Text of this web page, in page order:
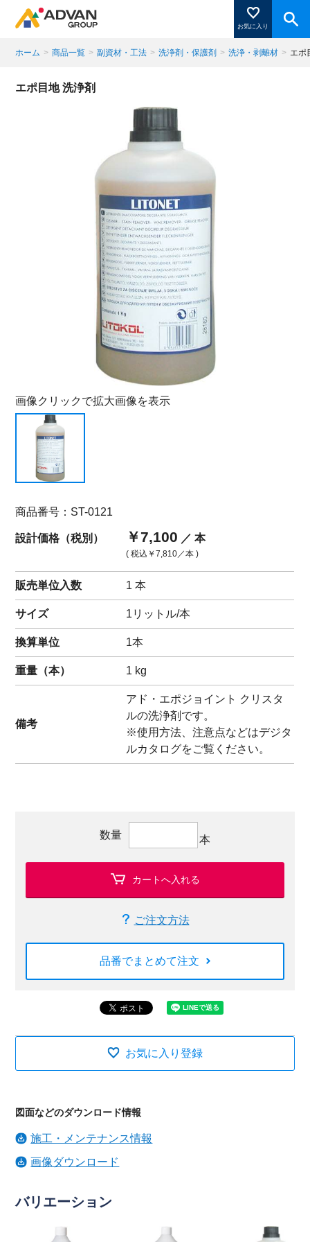
お気に入り
商品ページにある「お気に入り登録」を押すと登録した
商品がここに表示されます。
ホーム > 商品一覧 > 副資材・工法 > 洗浄剤・保護剤 > 洗浄・剥離材 > エポ
エポ目地 洗浄剤
画像クリックで拡大画像を表示
商品番号：ST-0121
設計価格（税別） ￥7,100 ／ 本
( 税込 ￥7,810／本 )
販売単位入数 1 本
サイズ 1リットル/本
換算単位 1本
重量（本） 1 kg
備考
アド・エポジョイント クリスタ
ルの洗浄剤です。
※使用方法、注意点などはデジタ
ルカタログをご覧ください。
数量 本
カートへ入れる
ご注文方法
品番でまとめて注文
お気に入り登録
図面などのダウンロード情報
施工・メンテナンス情報
画像ダウンロード
バリエーション